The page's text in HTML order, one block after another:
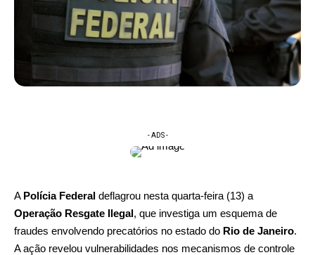
- ADS -
A Polícia Federal deflagrou nesta quarta-feira (13) a
Operação Resgate Ilegal, que investiga um esquema de
fraudes envolvendo precatórios no estado do Rio de Janeiro.
A ação revelou vulnerabilidades nos mecanismos de controle